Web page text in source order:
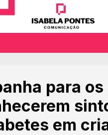
para
em